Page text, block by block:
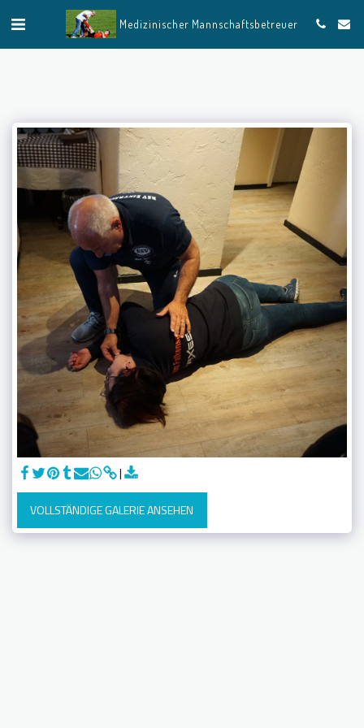
Medizinischer Mannschaftsbetreuer
VOLLSTÄNDIGE GALERIE ANSEHEN